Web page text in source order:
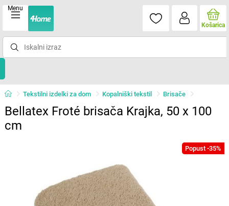
Menu
Košarica
Tekstilni izdelki za dom Kopalniški tekstil Brisače
Bellatex Froté brisača Krajka, 50 x 100
cm
Popust -35%